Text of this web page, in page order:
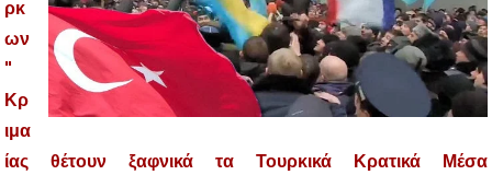
ρκ
ων
"
Κρ
ιμα
ίας θέτουν ξαφνικά τα Τουρκικά Κρατικά Μέσα